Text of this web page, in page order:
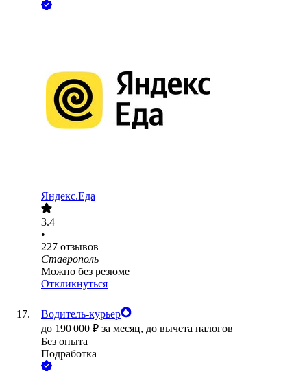
Яндекс.Еда
3.4
•
227 отзывов
Ставрополь
Можно без резюме
Откликнуться
Водитель-курьер
до 190 000 ₽ за месяц, до вычета налогов
Без опыта
Подработка